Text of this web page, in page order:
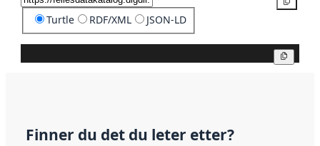
Turtle RDF/XML JSON-LD
Finner du det du leter etter?